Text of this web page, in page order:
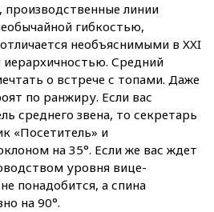
линии
гибкостью,
необъяснимыми в XXI
Средний
о встрече с топами. Даже
по ранжиру. Если вас
среднего звена, то секретарь
«Посетитель» и
на 35°. Если же вас ждет
уровня вице-
понадобится, а спина
на 90°.